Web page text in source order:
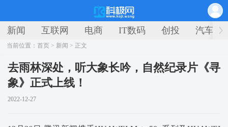
新闻 互联网 电商 IT数码 创投 汽车
当前位置：首页 > 新闻 > 正文
去雨林深处，听大象长吟，自然纪录片《寻
象》正式上线！
2022-12-27